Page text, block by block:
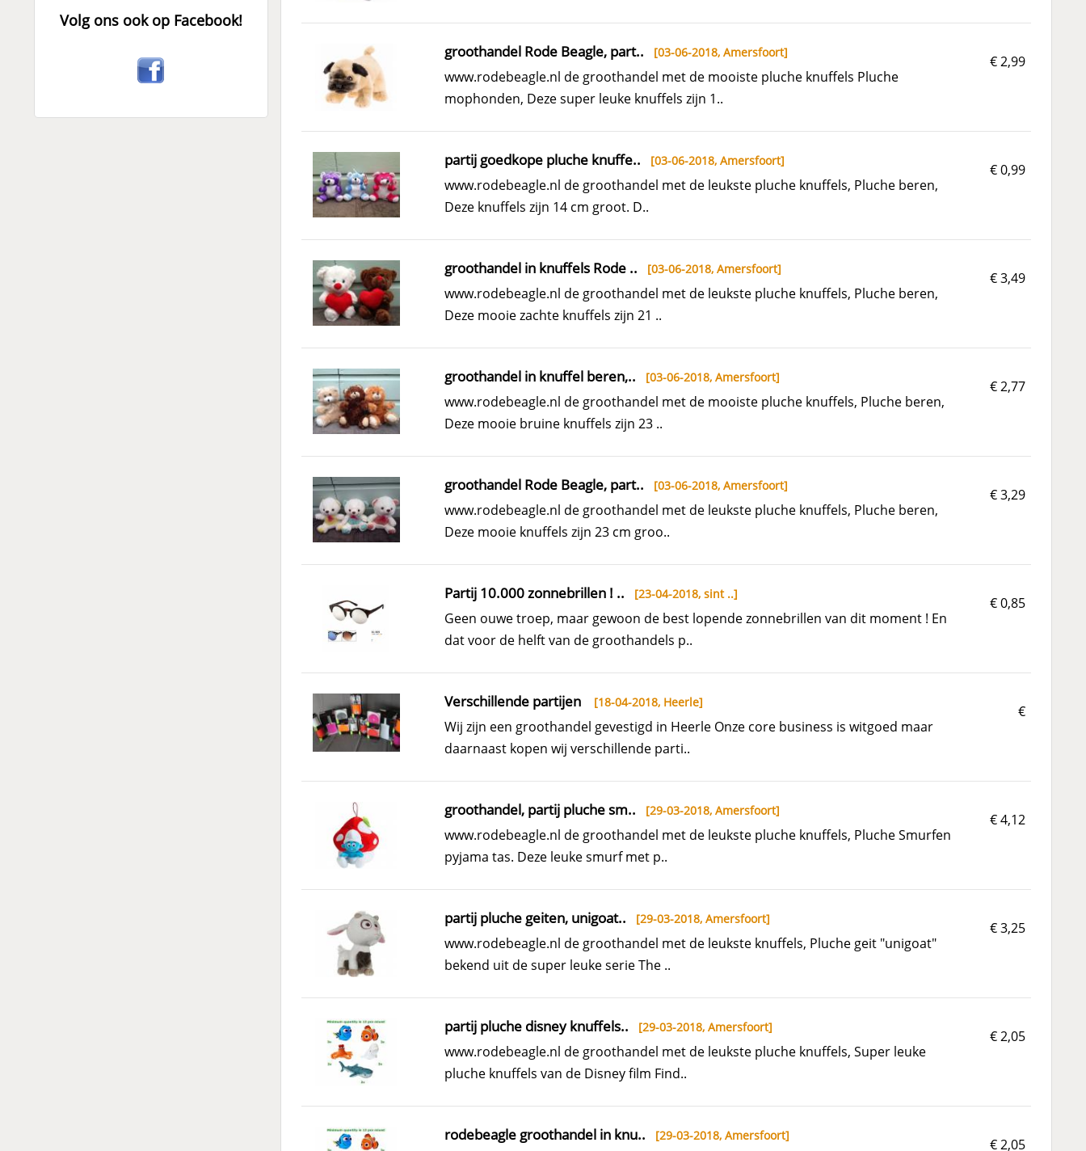
Volg ons ook op Facebook!
€ 2,99
groothandel Rode Beagle, part.. [03-06-2018,Amersfoort]
www.rodebeagle.nl de groothandel met de mooiste pluche knuffels Pluche
mophonden, Deze super leuke knuffels zijn 1..
€ 0,99
partij goedkope pluche knuffe.. [03-06-2018,Amersfoort]
www.rodebeagle.nl de groothandel met de leukste pluche knuffels, Pluche beren,
Deze knuffels zijn 14 cm groot. D..
€ 3,49
groothandel in knuffels Rode .. [03-06-2018,Amersfoort]
www.rodebeagle.nl de groothandel met de leukste pluche knuffels, Pluche beren,
Deze mooie zachte knuffels zijn 21 ..
€ 2,77
groothandel in knuffel beren,.. [03-06-2018,Amersfoort]
www.rodebeagle.nl de groothandel met de mooiste pluche knuffels, Pluche beren,
Deze mooie bruine knuffels zijn 23 ..
€ 3,29
groothandel Rode Beagle, part.. [03-06-2018,Amersfoort]
www.rodebeagle.nl de groothandel met de leukste pluche knuffels, Pluche beren,
Deze mooie knuffels zijn 23 cm groo..
€ 0,85
Partij 10.000 zonnebrillen ! .. [23-04-2018,sint ..]
Geen ouwe troep, maar gewoon de best lopende zonnebrillen van dit moment ! En
dat voor de helft van de groothandels p..
€
Verschillende partijen [18-04-2018, Heerle]
Wij zijn een groothandel gevestigd in Heerle Onze core business is witgoed maar
daarnaast kopen wij verschillende parti..
€ 4,12
groothandel, partij pluche sm.. [29-03-2018,Amersfoort]
www.rodebeagle.nl de groothandel met de leukste pluche knuffels, Pluche Smurfen
pyjama tas. Deze leuke smurf met p..
€ 3,25
partij pluche geiten, unigoat.. [29-03-2018,Amersfoort]
www.rodebeagle.nl de groothandel met de leukste knuffels, Pluche geit "unigoat"
bekend uit de super leuke serie The ..
€ 2,05
partij pluche disney knuffels.. [29-03-2018,Amersfoort]
www.rodebeagle.nl de groothandel met de leukste pluche knuffels, Super leuke
pluche knuffels van de Disney film Find..
€ 2,05
rodebeagle groothandel in knu.. [29-03-2018,Amersfoort]